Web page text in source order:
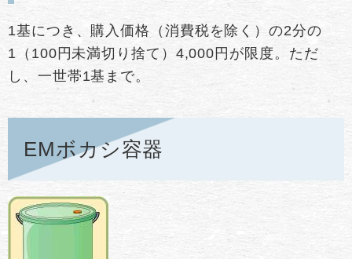
1基につき、購入価格（消費税を除く）の2分の
1（100円未満切り捨て）4,000円が限度。ただ
し、一世帯1基まで。
EMボカシ容器